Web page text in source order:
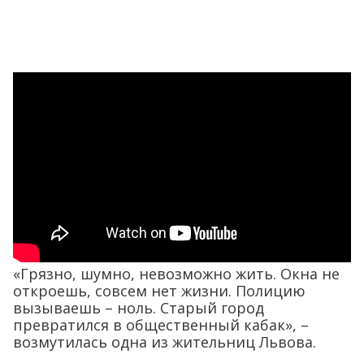
«Грязно, шумно, невозможно жить. Окна не
откроешь, совсем нет жизни. Полицию
вызываешь – ноль. Старый город
превратился в общественный кабак», –
возмутилась одна из жительниц Львова.